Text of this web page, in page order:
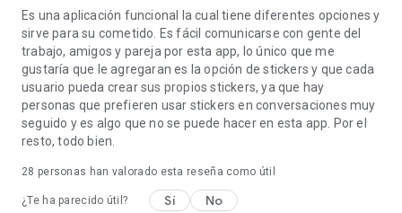
Es una aplicación funcional la cual tiene diferentes opciones y
sirve para su cometido. Es fácil comunicarse con gente del
trabajo, amigos y pareja por esta app, lo único que me
gustaría que le agregaran es la opción de stickers y que cada
usuario pueda crear sus propios stickers, ya que hay
personas que prefieren usar stickers en conversaciones muy
seguido y es algo que no se puede hacer en esta app. Por el
resto, todo bien.
28 personas han valorado esta reseña como útil
¿Te ha parecido útil? Sí No